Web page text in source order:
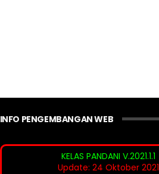
INFO PENGEMBANGAN WEB
KELAS PANDANI V.2021.1.1
Update: 24 Oktober 2021